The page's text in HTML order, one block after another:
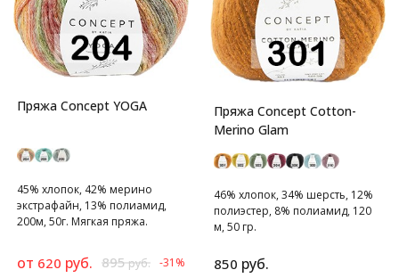
Пряжа Concept YOGA
45% хлопок, 42% мерино
экстрафайн, 13% полиамид,
200м, 50г. Мягкая пряжа.
от 620 руб. 895руб. -31%
Пряжа Concept Cotton-
Merino Glam
46% хлопок, 34% шерсть, 12%
полиэстер, 8% полиамид, 120
м, 50 гр.
Cotton-Merino
850 руб.